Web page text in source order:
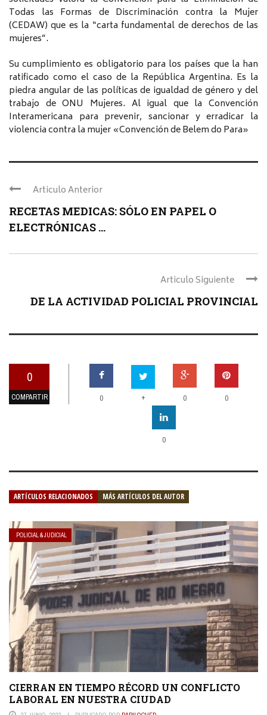
Todas las Formas de Discriminación contra la Mujer
(CEDAW) que es la “carta fundamental de derechos de las
mujeres”.
Su cumplimiento es obligatorio para los países que la han
ratificado como el caso de la República Argentina. Es la
piedra angular de las políticas de igualdad de género y del
trabajo de ONU Mujeres. Al igual que la Convención
Interamericana para prevenir, sancionar y erradicar la
violencia contra la mujer «Convención de Belem do Para»
Articulo Anterior
RECETAS MEDICAS: SÓLO EN PAPEL O
ELECTRÓNICAS ...
Articulo Siguiente
DE LA ACTIVIDAD POLICIAL PROVINCIAL
0
COMPARTIR 0 + 0 0
0
ARTÍCULOS RELACIONADOS MÁS ARTÍCULOS DEL AUTOR
POLICIAL & JUDICIAL
CIERRAN EN TIEMPO RÉCORD UN CONFLICTO
LABORAL EN NUESTRA CIUDAD